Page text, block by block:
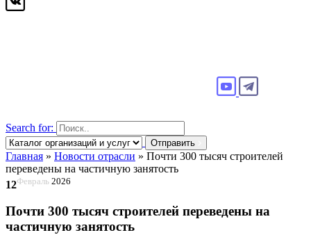
Search for:
Отправить
Главная » Новости отрасли » Почти 300 тысяч строителей
переведены на частичную занятость
12Февраль 2026
Почти 300 тысяч строителей переведены на
частичную занятость